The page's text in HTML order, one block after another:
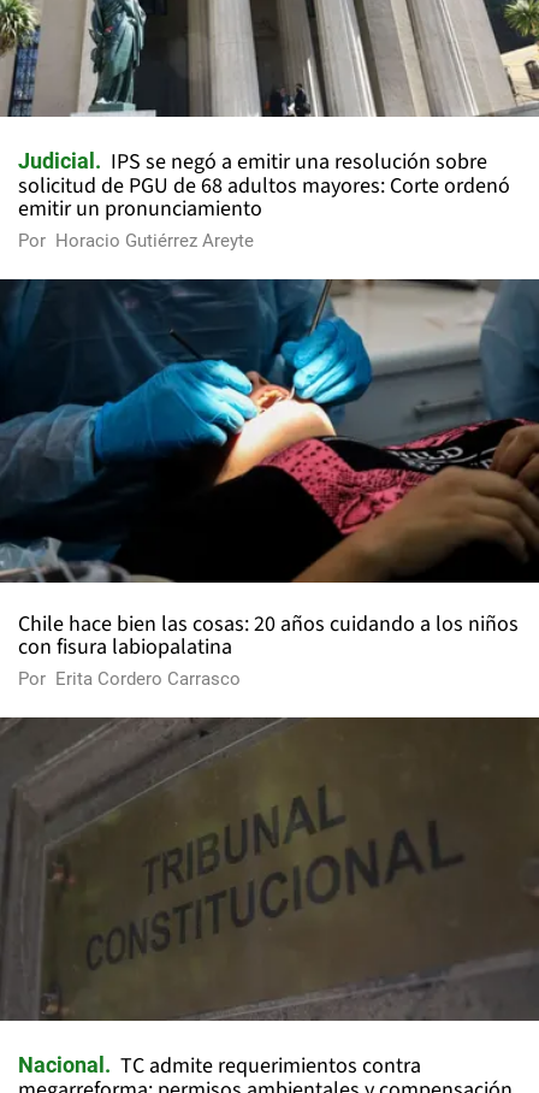
Judicial
IPS se negó a emitir una resolución sobre
solicitud de PGU de 68 adultos mayores: Corte ordenó
emitir un pronunciamiento
Por Horacio Gutiérrez Areyte
Chile hace bien las cosas: 20 años cuidando a los niños
con fisura labiopalatina
Por Erita Cordero Carrasco
Nacional
TC admite requerimientos contra